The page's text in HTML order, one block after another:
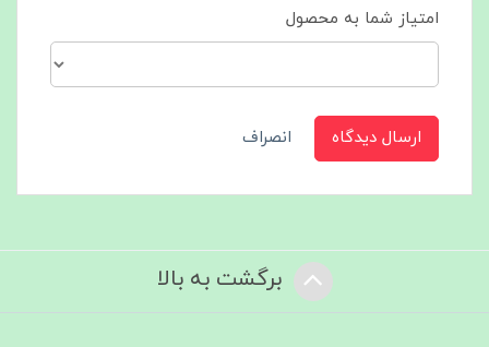
امتیاز شما به محصول
ارسال دیدگاه انصراف
برگشت به بالا